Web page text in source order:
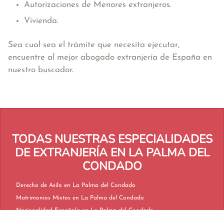
Autorizaciones de Menores extranjeros.
Vivienda.
Sea cual sea el trámite que necesita ejecutar,
encuentre al mejor abogado extranjería de España en
nuestro buscador.
TODAS NUESTRAS ESPECIALIDADES
DE EXTRANJERÍA EN LA PALMA DEL
CONDADO
Derecho de Asilo en La Palma del Condado
Matrimonios Mixtos en La Palma del Condado